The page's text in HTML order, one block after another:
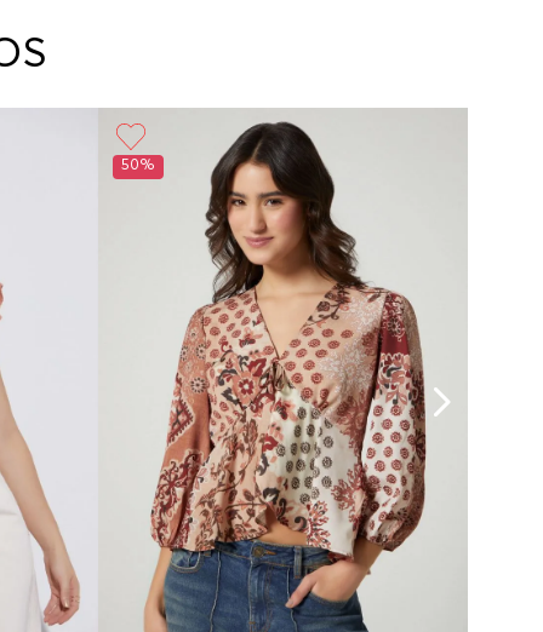
la recogida del producto en la dirección
50%